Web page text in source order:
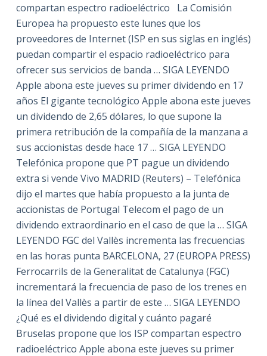
compartan espectro radioeléctrico La Comisión
Europea ha propuesto este lunes que los
proveedores de Internet (ISP en sus siglas en inglés)
puedan compartir el espacio radioeléctrico para
ofrecer sus servicios de banda … SIGA LEYENDO
Apple abona este jueves su primer dividendo en 17
años El gigante tecnológico Apple abona este jueves
un dividendo de 2,65 dólares, lo que supone la
primera retribución de la compañía de la manzana a
sus accionistas desde hace 17 … SIGA LEYENDO
Telefónica propone que PT pague un dividendo
extra si vende Vivo MADRID (Reuters) – Telefónica
dijo el martes que había propuesto a la junta de
accionistas de Portugal Telecom el pago de un
dividendo extraordinario en el caso de que la … SIGA
LEYENDO FGC del Vallès incrementa las frecuencias
en las horas punta BARCELONA, 27 (EUROPA PRESS)
Ferrocarrils de la Generalitat de Catalunya (FGC)
incrementará la frecuencia de paso de los trenes en
la línea del Vallès a partir de este … SIGA LEYENDO
¿Qué es el dividendo digital y cuánto pagaré
Bruselas propone que los ISP compartan espectro
radioeléctrico Apple abona este jueves su primer